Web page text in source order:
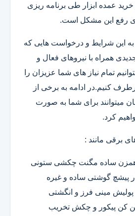
عمده ابزار طی برنامه ریزی
رفع این مشکل است.
به این شرایط و درخواست هایی که
همراه با نیروهای فعال و
تمام نیاز های شما عزیزان را
کنیم.در ادامه به برخی از
میتوانند برای شما به صورت
کرد.
برقی مانند :
همزن ساده مگنت چکشی ستونی
پیشچ گوشتی ساده و غیره
پولیش مینی فرز و انگشتی
کن پیکور و چکش تخریب